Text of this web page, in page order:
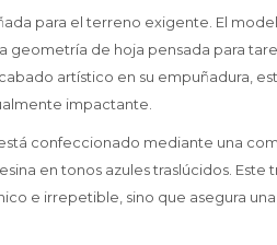
para el terreno exigente. El
geometría de hoja pensada para
artístico en su empuñadura,
impactante.
confeccionado mediante una
en tonos azules traslúcidos. Este
e irrepetible, sino que asegura